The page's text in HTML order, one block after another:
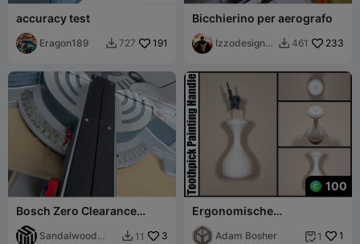
accuracy test
Eragon189  727 191
Bicchierino per aerografo
Izzodesign7
 461 233
Bosch Zero Clearance
Insert GCM12SD
Sandalwood
 11 3
100
Ergonomische
Tandenstoker Verfhendel
Adam Bosher  1 1